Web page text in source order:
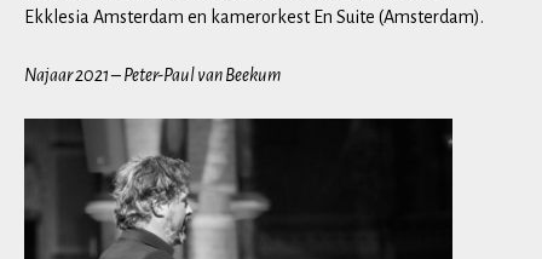
Ekklesia Amsterdam en kamerorkest En Suite (Amsterdam).
Najaar 2021 – Peter-Paul van Beekum